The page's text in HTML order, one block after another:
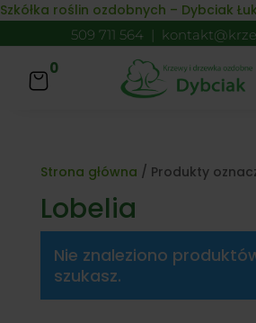
Skip to content
Szkółka roślin ozdobnych – Dybciak
509 711 564 |
0
Strona główna / Produkty
Lobelia
Nie znaleziono
szukasz.